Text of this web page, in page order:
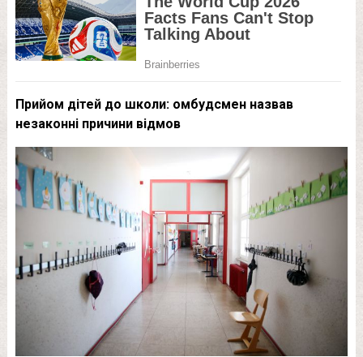
Прийом дітей до школи: омбудсмен назвав
незаконні причини відмов